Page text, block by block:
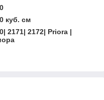
куб. cм
2171| 2172| Priora |